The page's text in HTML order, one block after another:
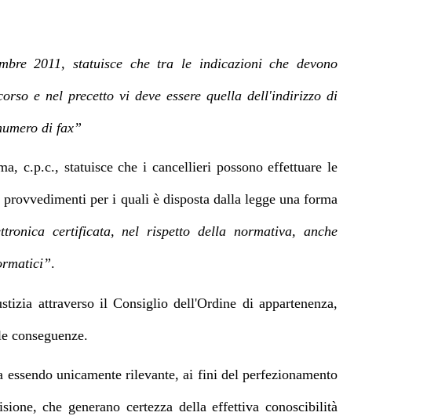
2011, statuisce che tra le indicazioni che devono
e nel precetto vi deve essere quella dell'indirizzo di
di fax”
c.p.c., statuisce che i cancellieri possono effettuare le
per i quali è disposta dalla legge una forma
certificata, nel rispetto della normativa, anche
.
attraverso il Consiglio dell'Ordine di appartenenza,
conseguenze.
unicamente rilevante, ai fini del perfezionamento
che generano certezza della effettiva conoscibilità